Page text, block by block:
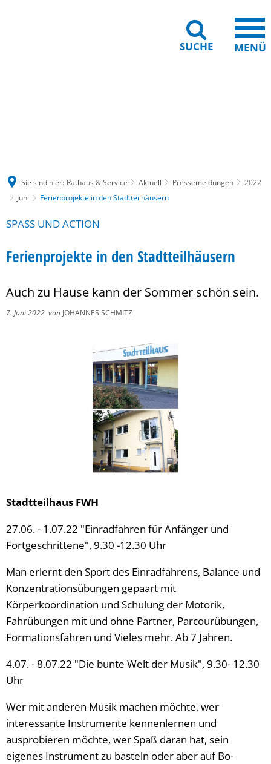
SUCHE MENÜ
Sie sind hier: Rathaus & Service Aktuell Pressemeldungen
2022
Juni
Ferienprojekte in den Stadtteilhäusern
SPASS UND ACTION
Ferienprojekte in den Stadtteilhäusern
Auch zu Hause kann der Sommer schön sein.
7. Juni 2022 von JOHANNES SCHMITZ
Stadtteilhaus FWH
27.06. - 1.07.22 "Einradfahren für Anfänger und
Fortgeschrittene", 9.30 -12.30 Uhr
Man erlernt den Sport des Einradfahrens, Balance und
Konzentrationsübungen gepaart mit
Körperkoordination und Schulung der Motorik,
Fahrübungen mit und ohne Partner, Parcourübungen,
Formationsfahren und Vieles mehr. Ab 7 Jahren.
4.07. - 8.07.22 "Die bunte Welt der Musik", 9.30- 12.30
Uhr
Wer mit anderen Musik machen möchte, wer
interessante Instrumente kennenlernen und
ausprobieren möchte, wer Spaß daran hat, sein
eigenes Instrument zu basteln oder aber auf Bo-